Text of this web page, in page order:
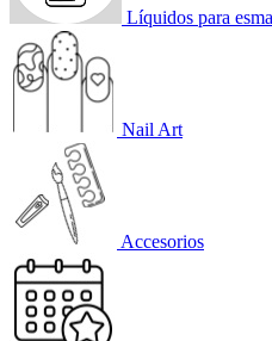
Líquidos para
Nail Art
Accesorios